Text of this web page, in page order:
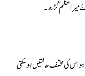
میر اعظم گڑھ۔
اس کی مختلف حالتیں ہوسکتی